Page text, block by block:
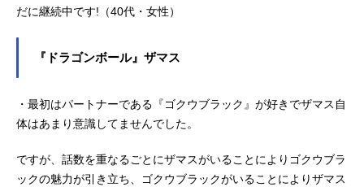
だに継続中です!（40代・女性）
『ドラゴンボール』ザマス
・最初はパートナーである『ゴクウブラック』が好きでザマス自
体はあまり意識してませんでした。
ですが、話数を重なるごとにザマスがいることによりゴクウブラ
ックの魅力が引き立ち、ゴクウブラックがいることによりザマス